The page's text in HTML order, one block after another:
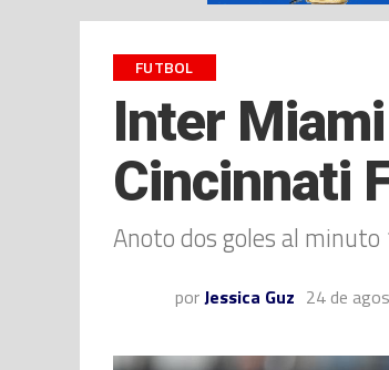
FUTBOL
Inter
Cincinnati
Anoto dos goles al minuto
porJessica Guz 24 de